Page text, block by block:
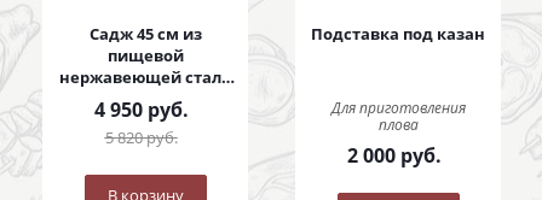
Садж 45 см из
пищевой
нержавеющей стали
с коваными ручками
4 950руб.
5 820руб.
В корзину
Подставка под казан
Для приготовления
плова
2 000руб.